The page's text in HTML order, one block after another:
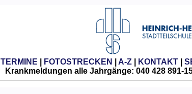
TERMINE FOTOSTRECKEN A-Z| KONTAKT|
Krankmeldungen alle Jahrgänge: 040 428 891-